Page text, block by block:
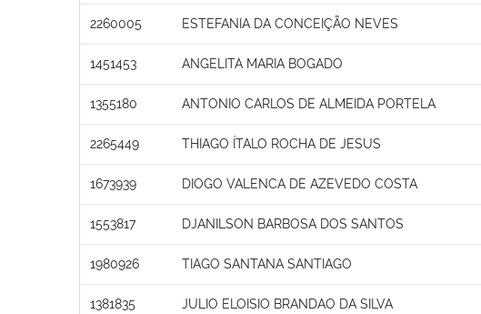
2260005 ESTEFANIA DA CONCEIÇÃO NEVES
1451453 ANGELITA MARIA BOGADO
1355180 ANTONIO CARLOS DE ALMEIDA PORTELA
2265449 THIAGO ÍTALO ROCHA DE JESUS
1673939 DIOGO VALENCA DE AZEVEDO COSTA
1553817 DJANILSON BARBOSA DOS SANTOS
1980926 TIAGO SANTANA SANTIAGO
1381835 JULIO ELOISIO BRANDAO DA SILVA